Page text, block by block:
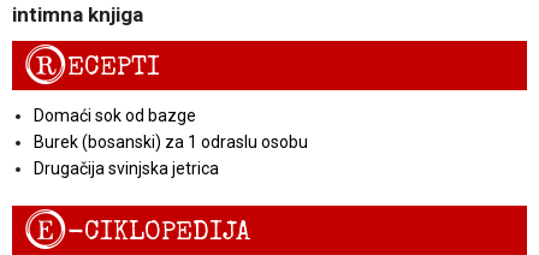
intimna knjiga
RECEPTI
Domaći sok od bazge
Burek (bosanski) za 1 odraslu osobu
Drugačija svinjska jetrica
E-CIKLOPEDIJA